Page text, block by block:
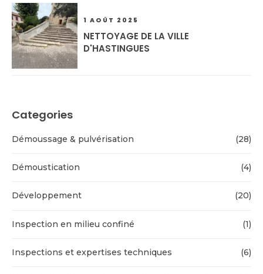
1 AOÛT 2025
NETTOYAGE DE LA VILLE
D'HASTINGUES
Categories
Démoussage & pulvérisation (28)
Démoustication (4)
Développement (20)
Inspection en milieu confiné (1)
Inspections et expertises techniques (6)